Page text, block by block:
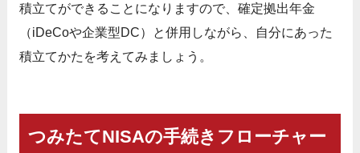
積立てができることになりますので、確定拠出年金
（iDeCoや企業型DC）と併用しながら、自分にあった
積立てかたを考えてみましょう。
つみたてNISAの手続きフローチャー